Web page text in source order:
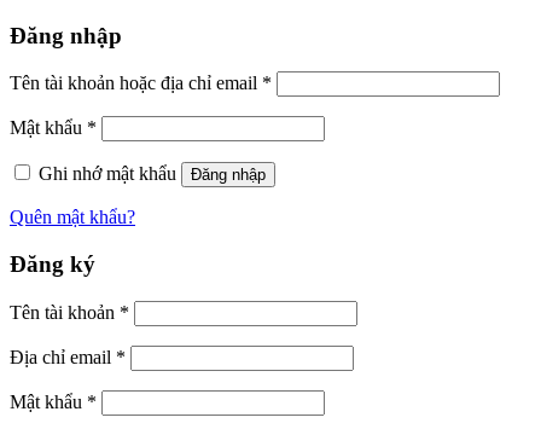
Đăng nhập
Tên tài khoản hoặc địa chỉ email *
Mật khẩu *
Ghi nhớ mật khẩu Đăng nhập
Quên mật khẩu?
Đăng ký
Tên tài khoản *
Địa chỉ email *
Mật khẩu *